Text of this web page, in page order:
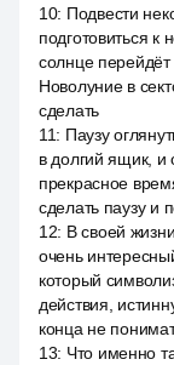
10: Подвести
подготовиться к
солнце
Новолуние в
сделать
11: Паузу
в долгий ящик,
прекрасное
сделать паузу и
12: В своей
очень
который
действия,
конца не
13: Что именно